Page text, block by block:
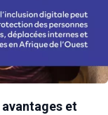
avantages et